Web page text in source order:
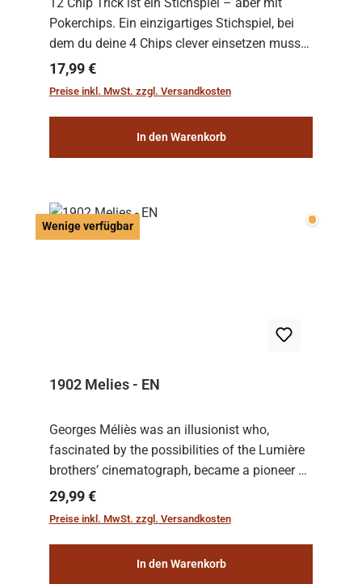
Pokerchips. Ein einzigartiges Stichspiel, bei
dem du deine 4 Chips clever einsetzen musst.
Wer die Chips mit dem höchsten Gesamtwert
hat, gewinnt die Runde. Aber Vorsicht: D...
Regulärer Preis:
17,99 €
Preise inkl. MwSt. zzgl. Versandkosten
In den Warenkorb
Wenige verfügbar Wenige
1902 Melies - EN
Georges Méliès was an illusionist who,
fascinated by the possibilities of the Lumière
brothers’ cinematograph, became a pioneer of
cinema. In 1902, he filmed his most famous
work: “Le Voyage dans la Lune” (“A Trip to...
Regulärer Preis:
29,99 €
Preise inkl. MwSt. zzgl. Versandkosten
In den Warenkorb